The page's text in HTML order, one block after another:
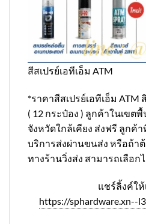
สีสเปรย์เอทีเอ็ม ATM
*ราคาสีสเปรย์เอทีเอ็ม
( 12 กระป๋อง ) ลูกค้าในเข
จังหวัดใกล้เคียง ส่งฟรี ลูกค้
บริการส่งผ่านขนส่ง หรือถ้า
ทางร้านวิ่งส่ง สามารถเลือ
แชร์ลิ้งค์ให้
https://sphardware.xn--